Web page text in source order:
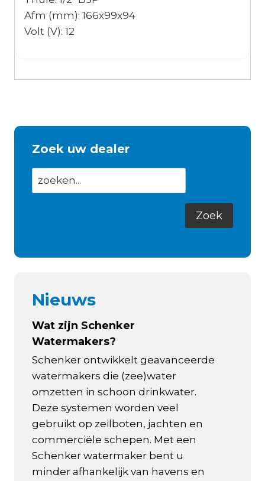
Afm (mm): 166x99x94
Volt (V): 12
Zoek uw dealer
Nieuws
Wat zijn Schenker
Watermakers?
Schenker ontwikkelt geavanceerde
watermakers die (zee)water
omzetten in schoon drinkwater.
Deze systemen worden veel
gebruikt op zeilboten, jachten en
commerciële schepen. Met een
Schenker watermaker bent u
minder afhankelijk van havens en